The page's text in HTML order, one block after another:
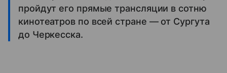
пройдут его прямые трансляции в сотню
кинотеатров по всей стране — от Сургута
до Черкесска.